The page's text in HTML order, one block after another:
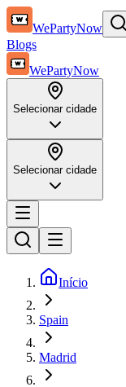
WePartyNow
Blogs
WePartyNow
Selecionar cidade
Selecionar cidade
Início
Spain
Madrid